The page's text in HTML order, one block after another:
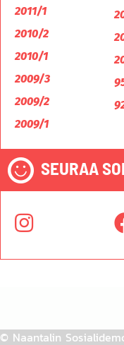
2011/1
2010/2
2010/1
2009/3
2009/2
2009/1
SEURAA
© Naantalin